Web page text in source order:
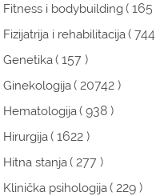
Fitness i bodybuilding( 165
Fizijatrija i rehabilitacija(
Genetika( 157 )
Ginekologija( 20742 )
Hematologija( 938 )
Hirurgija( 1622 )
Hitna stanja( 277 )
Klinička psihologija( 229 )